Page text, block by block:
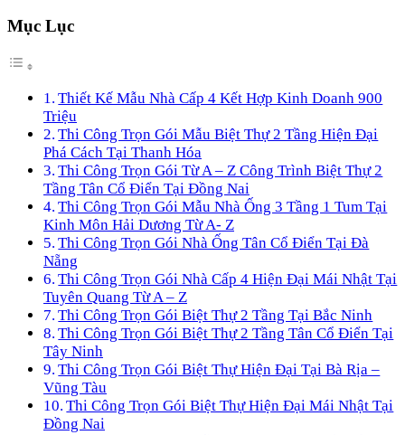
Mục Lục
Thiết Kế Mẫu Nhà Cấp 4 Kết Hợp Kinh Doanh 900
Triệu
Thi Công Trọn Gói Mẫu Biệt Thự 2 Tầng Hiện Đại
Phá Cách Tại Thanh Hóa
Thi Công Trọn Gói Từ A – Z Công Trình Biệt Thự 2
Tầng Tân Cổ Điển Tại Đồng Nai
Thi Công Trọn Gói Mẫu Nhà Ống 3 Tầng 1 Tum Tại
Kinh Môn Hải Dương Từ A- Z
Thi Công Trọn Gói Nhà Ống Tân Cổ Điển Tại Đà
Nẵng
Thi Công Trọn Gói Nhà Cấp 4 Hiện Đại Mái Nhật Tại
Tuyên Quang Từ A – Z
Thi Công Trọn Gói Biệt Thự 2 Tầng Tại Bắc Ninh
Thi Công Trọn Gói Biệt Thự 2 Tầng Tân Cổ Điển Tại
Tây Ninh
Thi Công Trọn Gói Biệt Thự Hiện Đại Tại Bà Rịa –
Vũng Tàu
Thi Công Trọn Gói Biệt Thự Hiện Đại Mái Nhật Tại
Đồng Nai